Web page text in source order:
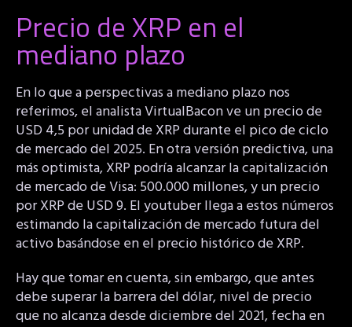
Precio de XRP en el
mediano plazo
En lo que a perspectivas a mediano plazo nos
referimos, el analista VirtualBacon ve un precio de
USD 4,5 por unidad de XRP durante el pico de ciclo
de mercado del 2025. En otra versión predictiva, una
más optimista, XRP podría alcanzar la capitalización
de mercado de Visa: 500.000 millones, y un precio
por XRP de USD 9. El youtuber llega a estos números
estimando la capitalización de mercado futura del
activo basándose en el precio histórico de XRP.
Hay que tomar en cuenta, sin embargo, que antes
debe superar la barrera del dólar, nivel de precio
que no alcanza desde diciembre del 2021, fecha en